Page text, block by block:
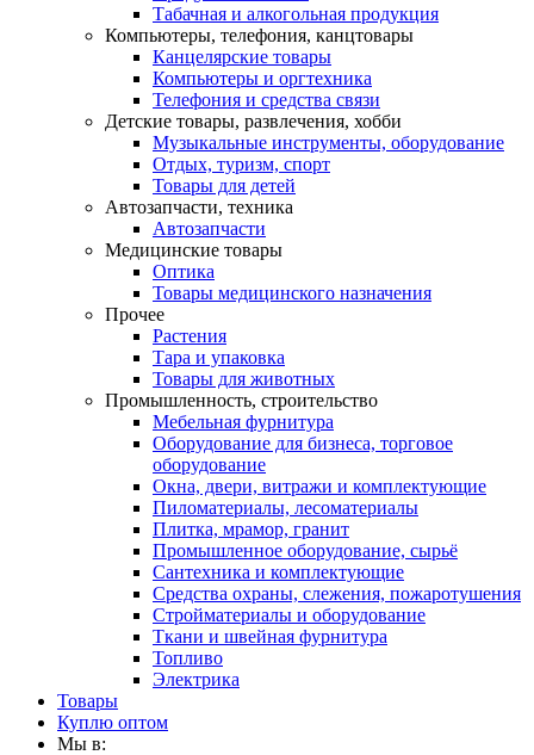
Табачная и алкогольная продукция
Компьютеры, телефония, канцтовары
Канцелярские товары
Компьютеры и оргтехника
Телефония и средства связи
Детские товары, развлечения, хобби
Музыкальные инструменты, оборудование
Отдых, туризм, спорт
Товары для детей
Автозапчасти, техника
Автозапчасти
Медицинские товары
Оптика
Товары медицинского назначения
Прочее
Растения
Тара и упаковка
Товары для животных
Промышленность, строительство
Мебельная фурнитура
Оборудование для бизнеса, торговое
оборудование
Окна, двери, витражи и комплектующие
Пиломатериалы, лесоматериалы
Плитка, мрамор, гранит
Промышленное оборудование, сырьё
Сантехника и комплектующие
Средства охраны, слежения, пожаротушения
Стройматериалы и оборудование
Ткани и швейная фурнитура
Топливо
Электрика
Товары
Куплю оптом
Мы в: